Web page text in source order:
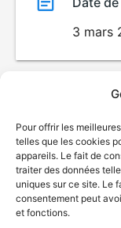
Pour offrir les
telles que les cookies
appareils. Le fait de
traiter des données
uniques sur ce site. Le
consentement peut
et fonctions.
3 mars